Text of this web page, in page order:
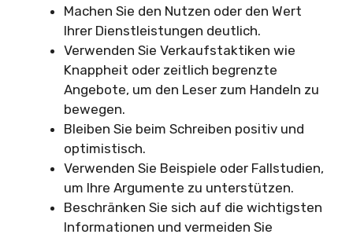
Machen Sie den Nutzen oder den Wert
Ihrer Dienstleistungen deutlich.
Verwenden Sie Verkaufstaktiken wie
Knappheit oder zeitlich begrenzte
Angebote, um den Leser zum Handeln zu
bewegen.
Bleiben Sie beim Schreiben positiv und
optimistisch.
Verwenden Sie Beispiele oder Fallstudien,
um Ihre Argumente zu unterstützen.
Beschränken Sie sich auf die wichtigsten
Informationen und vermeiden Sie